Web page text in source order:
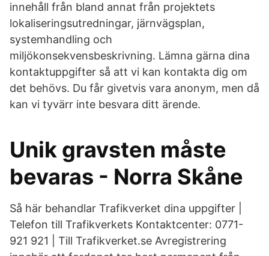
innehåll från bland annat från projektets
lokaliseringsutredningar, järnvägsplan,
systemhandling och
miljökonsekvensbeskrivning. Lämna gärna dina
kontaktuppgifter så att vi kan kontakta dig om
det behövs. Du får givetvis vara anonym, men då
kan vi tyvärr inte besvara ditt ärende.
Unik gravsten måste
bevaras - Norra Skåne
Så här behandlar Trafikverket dina uppgifter |
Telefon till Trafikverkets Kontaktcenter: 0771-
921 921 | Till Trafikverket.se Avregistrering